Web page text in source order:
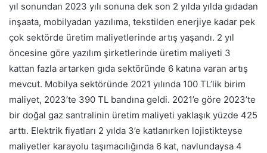
yıl sonundan 2023 yılı sonuna dek son 2 yılda yılda gıdadan
inşaata, mobilyadan yazılıma, tekstilden enerjiye kadar pek
çok sektörde üretim maliyetlerinde artış yaşandı. 2 yıl
öncesine göre yazılım şirketlerinde üretim maliyeti 3
kattan fazla artarken gıda sektöründe 6 katına varan artış
mevcut. Mobilya sektöründe 2021 yılında 100 TL’lik birim
maliyet, 2023’te 390 TL bandına geldi. 2021’e göre 2023’te
bir doğal gaz santralinin üretim maliyeti yaklaşık yüzde 425
arttı. Elektrik fiyatları 2 yılda 3’e katlanırken lojistikteyse
maliyetler karayolu taşımacılığında 6 kat, navlundaysa 4